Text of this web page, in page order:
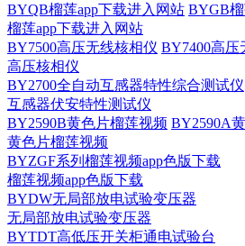
BYQB榴莲app下载进入网站 BYGB
榴莲app下载进入网站
BY7500高压无线核相仪 BY7400高压
高压核相仪
BY2700全自动互感器特性综合测试仪
互感器伏安特性测试仪
BY2590B黄色片榴莲视频 BY2590A
黄色片榴莲视频
BYZGF系列榴莲视频app色版下载
榴莲视频app色版下载
BYDW无局部放电试验变压器
无局部放电试验变压器
BYTDT高低压开关柜通电试验台